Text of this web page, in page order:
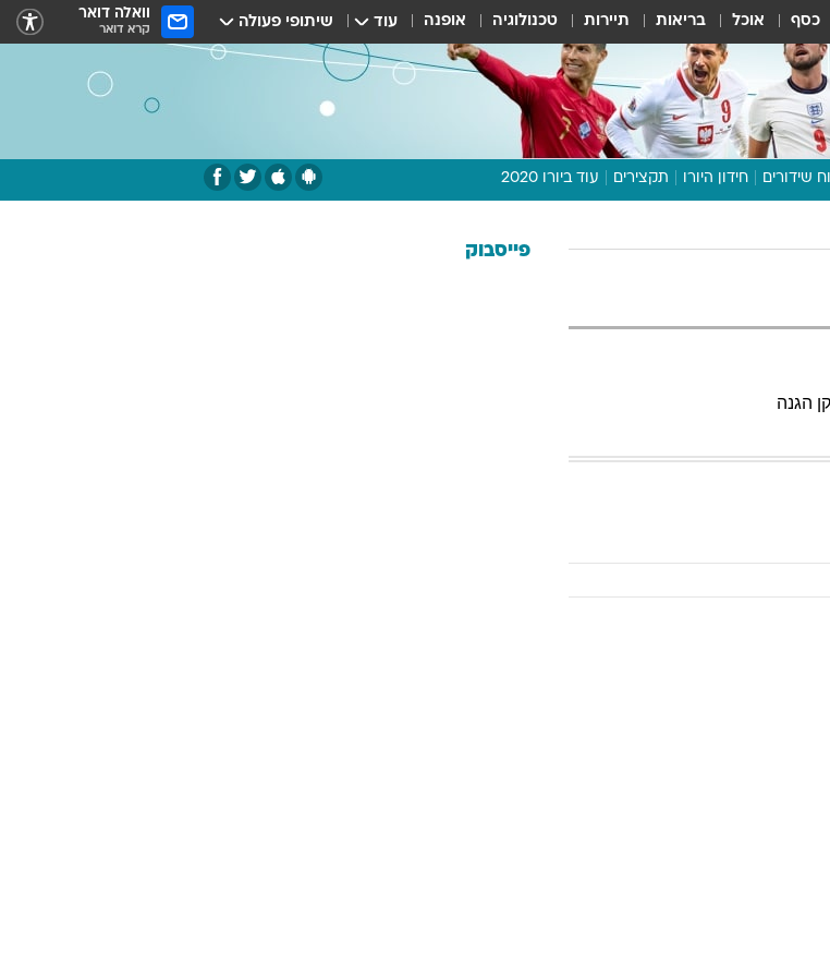
כסף אוכל בריאות תיירות טכנולוגיה אופנה עוד שיתופי פעולה וואלה דואר
קרא דואר
שידורים חידון היורו תקצירים עוד ביורו 2020
תכנית היורו
הגנה
פייסבוק